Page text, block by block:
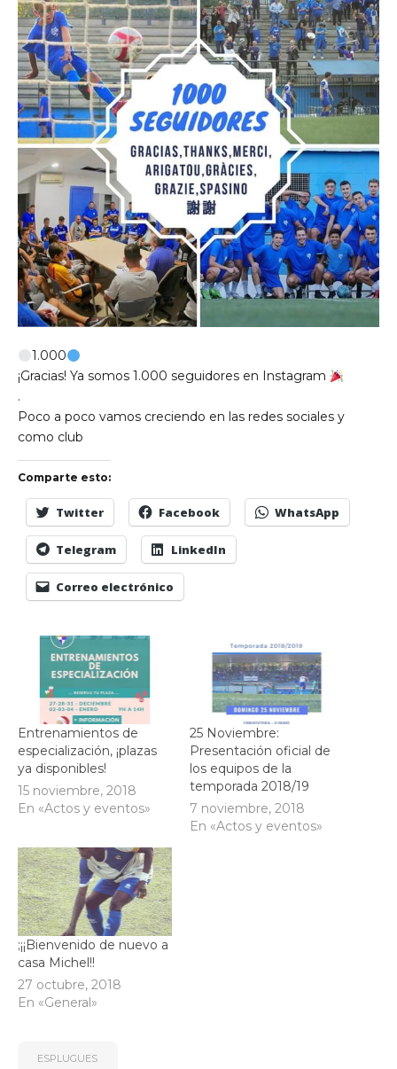
Ll 08950, Barcelona
1.000
¡Gracias! Ya somos 1.000 seguidores en Instagram
.
Poco a poco vamos creciendo en las redes sociales y
como club
Comparte esto:
Twitter Facebook WhatsApp
Telegram LinkedIn
Correo electrónico
Entrenamientos de
especialización, ¡plazas
ya disponibles!
15 noviembre, 2018
En «Actos y eventos»
25 Noviembre:
Presentación oficial de
los equipos de la
temporada 2018/19
7 noviembre, 2018
En «Actos y eventos»
;¡¡Bienvenido de nuevo a
casa Michel!!
27 octubre, 2018
En «General»
ESPLUGUES